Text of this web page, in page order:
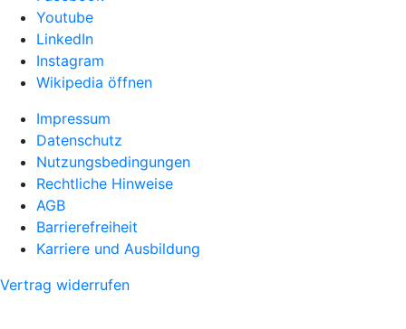
Youtube
LinkedIn
Instagram
Wikipedia öffnen
Impressum
Datenschutz
Nutzungsbedingungen
Rechtliche Hinweise
AGB
Barrierefreiheit
Karriere und Ausbildung
Vertrag widerrufen